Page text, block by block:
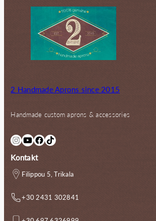
2 Handmade Aprons since 2015
Handmade custom aprons & accessories
InstagramYouTube Facebook TikTok
Kontakt
Filippou 5, Trikala
+30 2431 302841